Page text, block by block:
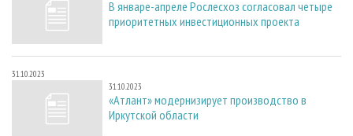
В январе-апреле Рослесхоз согласовал четыре
приоритетных инвестиционных проекта
31.10.2023
31.10.2023
«Атлант» модернизирует производство в
Иркутской области